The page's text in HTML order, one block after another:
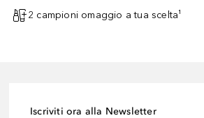
2 campioni omaggio a tua scelta¹
Iscriviti ora alla Newsletter